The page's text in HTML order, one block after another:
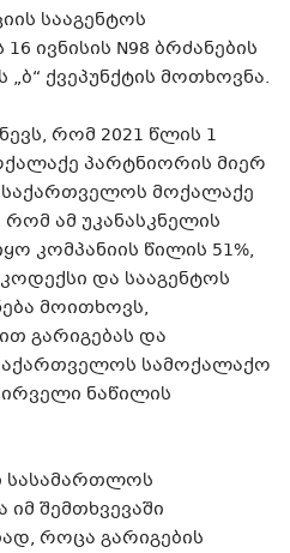
სააგენტოს
ივნისის N98 ბრძანების
„ბ“ ქვეპუნქტის მოთხოვნა.
რომ 2021 წლის 1
პარტნიორის მიერ
მოქალაქე
ამ უკანასკნელის
კომპანიის წილის 51%,
და სააგენტოს
მოითხოვს,
გარიგებას და
სამოქალაქო
ნაწილის
სასამართლოს
იმ შემთხვევაში
როცა გარიგების